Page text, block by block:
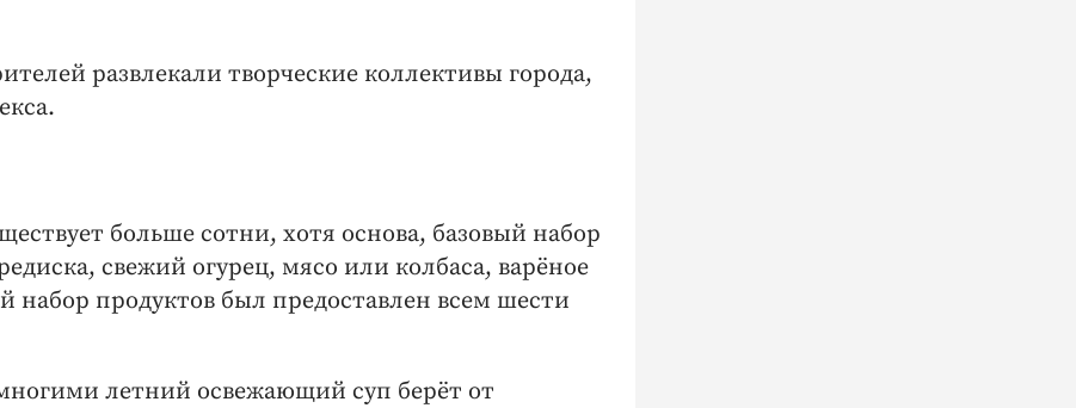
развлекали творческие коллективы города,
больше сотни, хотя основа, базовый набор
свежий огурец, мясо или колбаса, варёное
продуктов был предоставлен всем шести
летний освежающий суп берёт от